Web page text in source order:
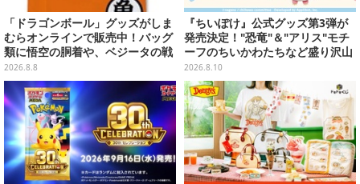
「ドラゴンボール」グッズがしま
むらオンラインで販売中！バッグ
類に悟空の胴着や、ベジータの戦
闘服を大胆デザイン
2026.8.8
『ちいぽけ』公式グッズ第3弾が
発売決定！"恐竜"＆"アリス"モチ
ーフのちいかわたちなど盛り沢山
ーポップアップストアを全国5箇
所で開催
2026.8.10